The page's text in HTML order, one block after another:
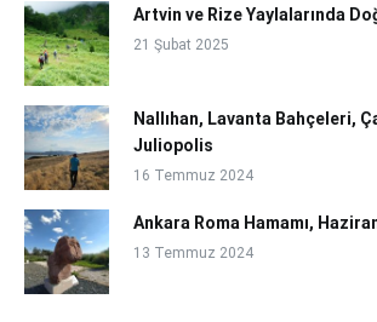
Artvin ve Rize Yaylalarında
21 Şubat 2025
Nallıhan, Lavanta Bahçeleri,
Juliopolis
16 Temmuz 2024
Ankara Roma Hamamı,
13 Temmuz 2024